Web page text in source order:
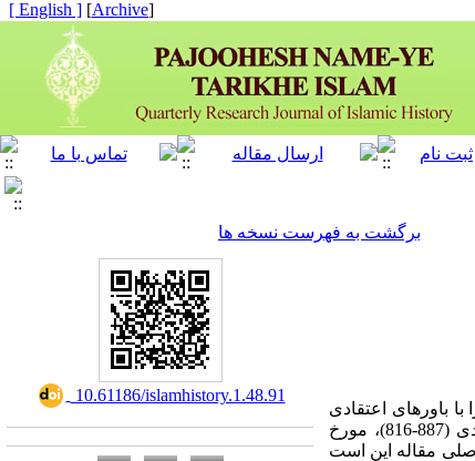
[
Archive
]
[ English ]
برگشت به فهرست نسخه ها
باورهای اعتقادی
سمرقندی (887-816)، مورخ
مقاله این است
‎ 10.61186/islamhistory.1.48.91